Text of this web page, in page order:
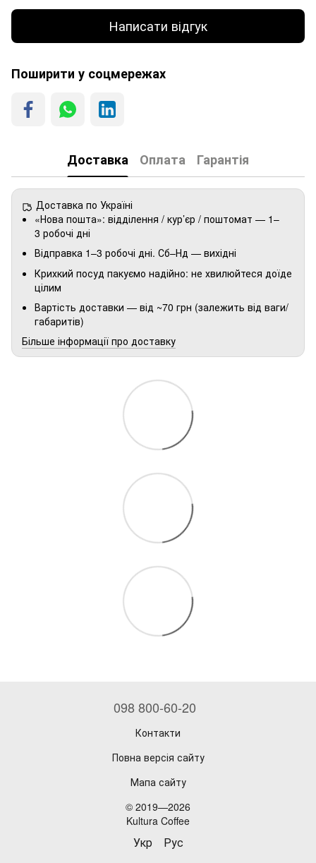
Написати відгук
Поширити у соцмережах
Доставка Оплата Гарантія
Доставка по Україні
«Нова пошта»: відділення / кур’єр / поштомат — 1–
3 робочі дні
Відправка 1–3 робочі дні. Сб–Нд — вихідні
Крихкий посуд пакуємо надійно: не хвилюйтеся доїде
цілим
Вартість доставки — від ~70 грн (залежить від ваги/
габаритів)
Більше інформації про доставку
098 800-60-20
Контакти
Повна версія сайту
Мапа сайту
© 2019—2026
Kultura Coffee
Укр Рус